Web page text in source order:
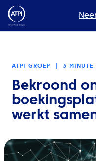
Over ons
Producten
Duurzaamheid
ATPI GROEP 3 MINUTE
Bekroond
werkt